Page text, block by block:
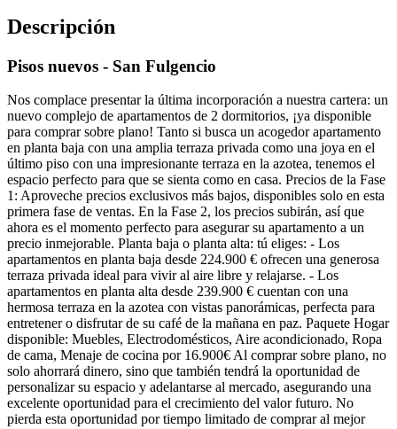
Descripción
Pisos nuevos - San Fulgencio
Nos complace presentar la última incorporación a nuestra cartera: un
nuevo complejo de apartamentos de 2 dormitorios, ¡ya disponible
para comprar sobre plano! Tanto si busca un acogedor apartamento
en planta baja con una amplia terraza privada como una joya en el
último piso con una impresionante terraza en la azotea, tenemos el
espacio perfecto para que se sienta como en casa. Precios de la Fase
1: Aproveche precios exclusivos más bajos, disponibles solo en esta
primera fase de ventas. En la Fase 2, los precios subirán, así que
ahora es el momento perfecto para asegurar su apartamento a un
precio inmejorable. Planta baja o planta alta: tú eliges: - Los
apartamentos en planta baja desde 224.900 € ofrecen una generosa
terraza privada ideal para vivir al aire libre y relajarse. - Los
apartamentos en planta alta desde 239.900 € cuentan con una
hermosa terraza en la azotea con vistas panorámicas, perfecta para
entretener o disfrutar de su café de la mañana en paz. Paquete Hogar
disponible: Muebles, Electrodomésticos, Aire acondicionado, Ropa
de cama, Menaje de cocina por 16.900€ Al comprar sobre plano, no
solo ahorrará dinero, sino que también tendrá la oportunidad de
personalizar su espacio y adelantarse al mercado, asegurando una
excelente oportunidad para el crecimiento del valor futuro. No
pierda esta oportunidad por tiempo limitado de comprar al mejor